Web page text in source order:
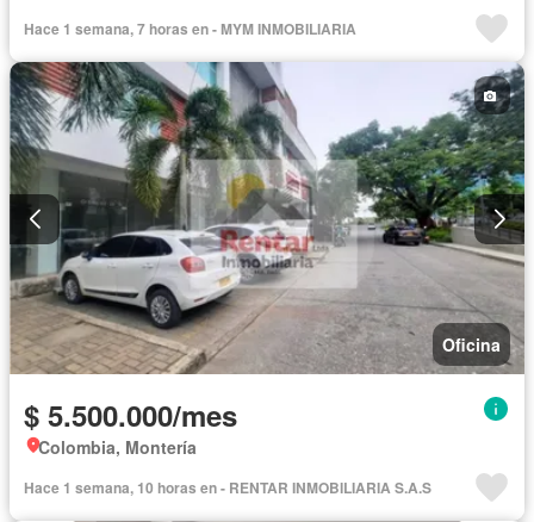
Hace 1 semana, 7 horas en - MYM INMOBILIARIA
Oficina
$ 5.500.000/mes
Colombia, Montería
Hace 1 semana, 10 horas en - RENTAR INMOBILIARIA S.A.S